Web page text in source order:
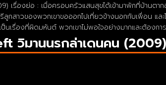
รื่องย่อ : เมื่อครอบครัวแสนสุขได้เข้ามาพักที่บ้านตา
กสาวของพวกเขาขอออกไปเที่ยวข้างนอกกับเพื่อน
เรื่องที่ผิดมหันต์ พวกเขาไม่พอใจอย่างมากและต้องกา
วิมานนรกล่าเดนคน (2009)